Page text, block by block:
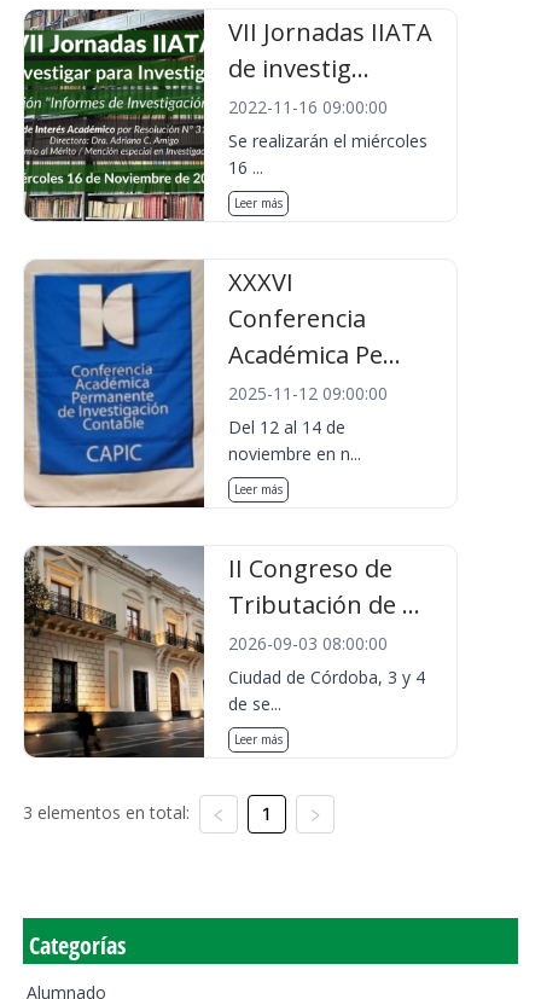
VII Jornadas IIATA
de investig...
2022-11-16 09:00:00
Se realizarán el miércoles
16 ...
Leer más
XXXVI
Conferencia
Académica Pe...
2025-11-12 09:00:00
Del 12 al 14 de
noviembre en n...
Leer más
II Congreso de
Tributación de ...
2026-09-03 08:00:00
Ciudad de Córdoba, 3 y 4
de se...
Leer más
3 elementos en total: 1
Categorías
Alumnado